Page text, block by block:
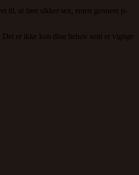
til, at føre sikker sex, enten gennem p-
er ikke kun dine behov som er vigtige